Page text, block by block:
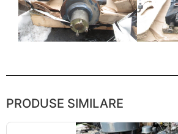
PRODUSE SIMILARE